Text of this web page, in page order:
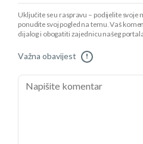
Uključite se u raspravu – podijelite svoje
ponudite svoj pogled na temu. Vaš
dijalog i obogatiti zajednicu našeg
Važna obavijest !